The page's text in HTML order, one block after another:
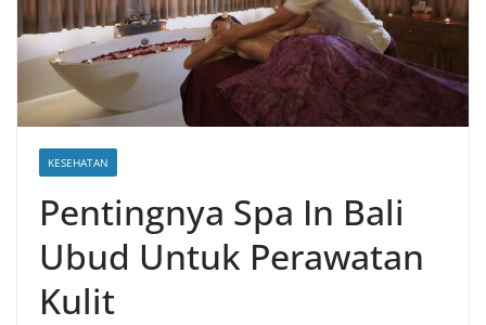
KESEHATAN
Pentingnya Spa In Bali
Ubud Untuk Perawatan
Kulit